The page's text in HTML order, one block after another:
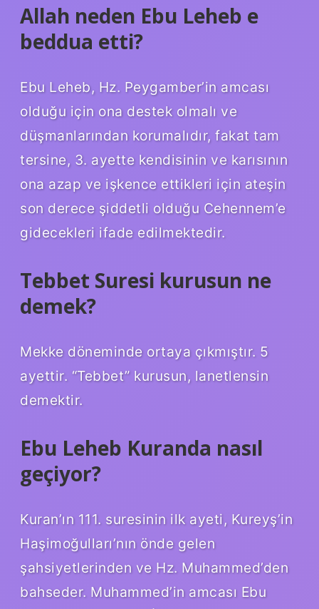
Allah neden Ebu Leheb e
beddua etti?
Ebu Leheb, Hz. Peygamber’in amcası
olduğu için ona destek olmalı ve
düşmanlarından korumalıdır, fakat tam
tersine, 3. ayette kendisinin ve karısının
ona azap ve işkence ettikleri için ateşin
son derece şiddetli olduğu Cehennem’e
gidecekleri ifade edilmektedir.
Tebbet Suresi kurusun ne
demek?
Mekke döneminde ortaya çıkmıştır. 5
ayettir. “Tebbet” kurusun, lanetlensin
demektir.
Ebu Leheb Kuranda nasıl
geçiyor?
Kuran’ın 111. suresinin ilk ayeti, Kureyş’in
Haşimoğulları’nın önde gelen
şahsiyetlerinden ve Hz. Muhammed’den
bahseder. Muhammed’in amcası Ebu